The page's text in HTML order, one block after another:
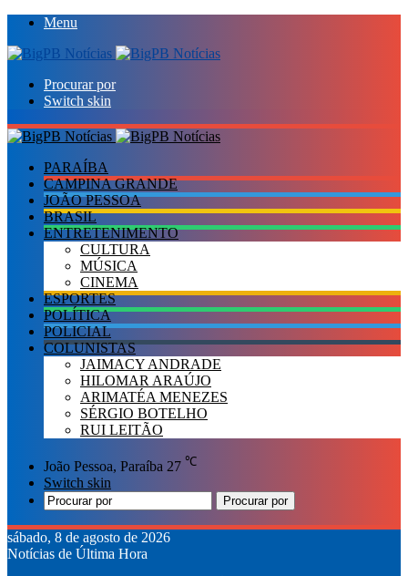
Menu
Procurar por
Switch skin
PARAÍBA
CAMPINA GRANDE
JOÃO PESSOA
BRASIL
ENTRETENIMENTO
CULTURA
MÚSICA
CINEMA
ESPORTES
POLÍTICA
POLICIAL
COLUNISTAS
JAIMACY ANDRADE
HILOMAR ARAÚJO
ARIMATÉA MENEZES
SÉRGIO BOTELHO
RUI LEITÃO
João Pessoa, Paraíba 27 ℃
Switch skin
Procurar por
sábado, 8 de agosto de 2026
Notícias de Última Hora